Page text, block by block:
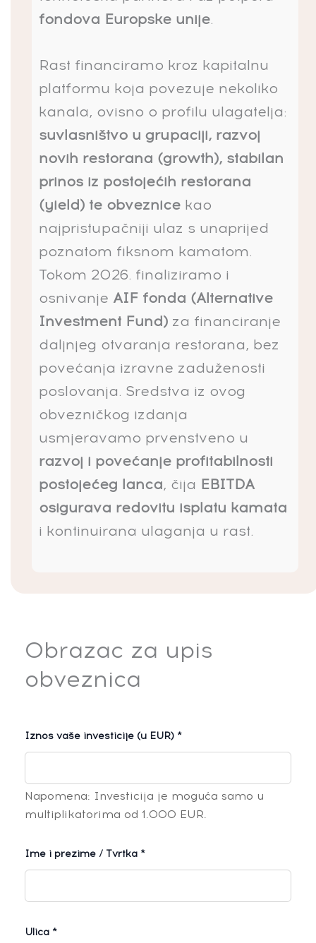
fondova Europske unije.
Rast financiramo kroz kapitalnu
platformu koja povezuje nekoliko
kanala, ovisno o profilu ulagatelja:
suvlasništvo u grupaciji, razvoj
novih restorana (growth), stabilan
prinos iz postojećih restorana
(yield) te obveznice kao
najpristupačniji ulaz s unaprijed
poznatom fiksnom kamatom.
Tokom 2026. finaliziramo i
osnivanje AIF fonda (Alternative
Investment Fund) za financiranje
daljnjeg otvaranja restorana, bez
povećanja izravne zaduženosti
poslovanja. Sredstva iz ovog
obvezničkog izdanja
usmjeravamo prvenstveno u
razvoj i povećanje profitabilnosti
postojećeg lanca, čija EBITDA
osigurava redovitu isplatu kamata
i kontinuirana ulaganja u rast.
Obrazac za upis
obveznica
Iznos vaše investicije (u EUR) *
Napomena: Investicija je moguća samo u
multiplikatorima od 1.000 EUR.
Ime i prezime / Tvrtka *
Ulica *